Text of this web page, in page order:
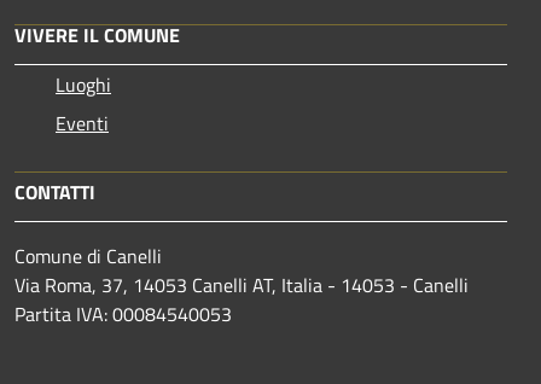
VIVERE IL COMUNE
Luoghi
Eventi
CONTATTI
Comune di Canelli
Via Roma, 37, 14053 Canelli AT, Italia - 14053 - Canelli
Partita IVA: 00084540053